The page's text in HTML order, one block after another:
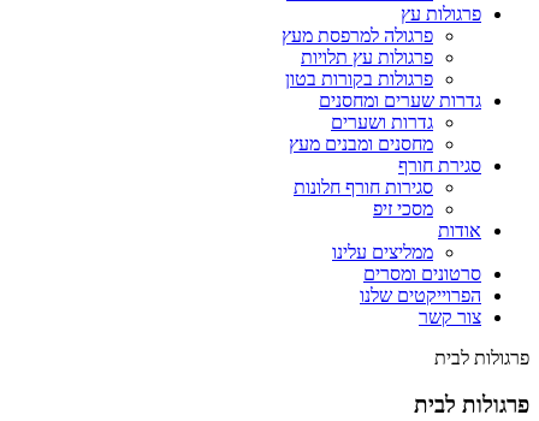
פרגולות עץ
פרגולה למרפסת מעץ
פרגולות עץ תלויות
פרגולות בקורות בטון
גדרות שערים ומחסנים
גדרות ושערים
מחסנים ומבנים מעץ
סגירת חורף
סגירות חורף חלונות
מסכי זיפ
אודות
ממליצים עלינו
סרטונים ומסרים
הפרוייקטים שלנו
צור קשר
פרגולות לבית
פרגולות לבית